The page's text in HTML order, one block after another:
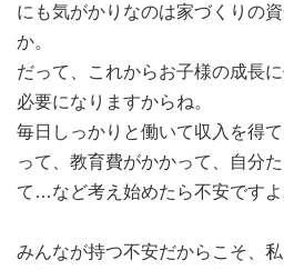
にも気がかりなのは家づくりの
か。
だって、これからお子様の成長
必要になりますからね。
毎日しっかりと働いて収入を得
って、教育費がかかって、自分
て…など考え始めたら不安ですよ
みんなが持つ不安だからこそ、